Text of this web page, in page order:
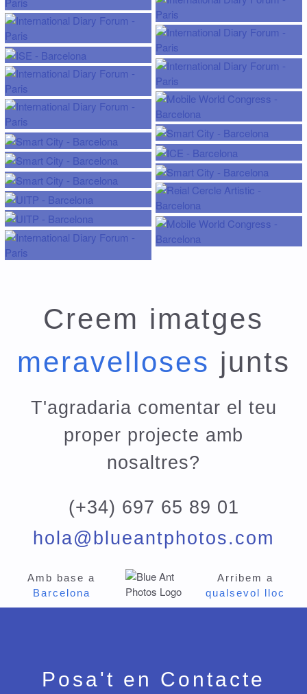
Creem imatges
meravelloses junts
T'agradaria comentar el teu
proper projecte amb
nosaltres?
(+34) 697 65 89 01
hola@blueantphotos.com
Amb base a
Barcelona
Arribem a
qualsevol lloc
Posa't en Contacte